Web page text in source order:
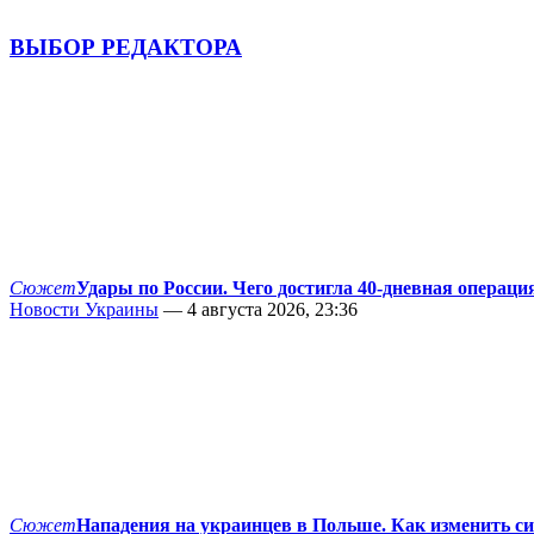
ВЫБОР РЕДАКТОРА
СюжетУдары по России. Чего достигла 40-дневная
Новости Украины — 4 августа 2026, 23:36
СюжетНападения на украинцев в Польше. Как изменить